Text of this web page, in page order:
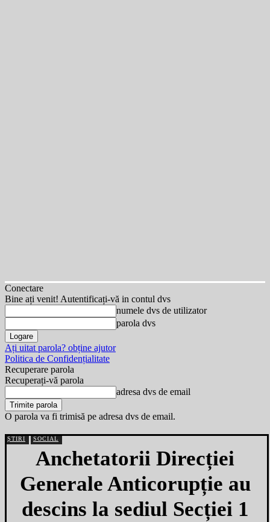
Conectare
Bine ați venit! Autentificați-vă in contul dvs
numele dvs de utilizator
parola dvs
Ați uitat parola? obține ajutor
Politica de Confidențialitate
Recuperare parola
Recuperați-vă parola
adresa dvs de email
O parola va fi trimisă pe adresa dvs de email.
ȘTIRI SOCIAL
Anchetatorii Direcției
Generale Anticorupție au
descins la sediul Secției 1